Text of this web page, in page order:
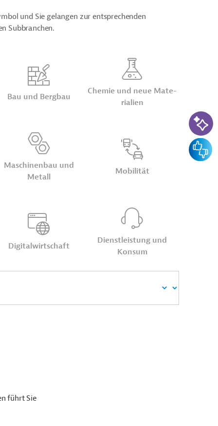
und Sie gelangen zur entsprechenden
Subbranchen.
Bau und Bergbau
Chemie und neue Ma­te­
ria­lien
Maschinen­bau und
Metall
Mobilität
Digital­wirt­schaft
Dienst­leis­tung und
Konsum
führt Sie
KI-